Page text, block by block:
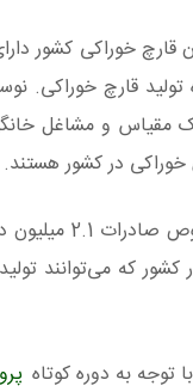
قارچ خوراکی کشور
قارچ خوراکی.
مقیاس و مشاغل
در کشور هستند.
سرپرست دفتر امور گلخانه،
که می‌توانند
توجه به دوره کوتاه